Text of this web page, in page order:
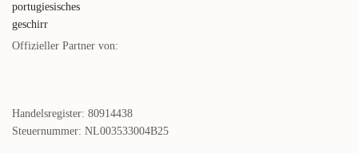
Offizieller Partner von:
Handelsregister: 80914438
Steuernummer: NL003533004B25